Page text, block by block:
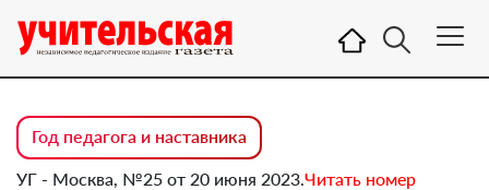
Год педагога и наставника
УГ - Москва, №25 от 20 июня 2023.Читать номер